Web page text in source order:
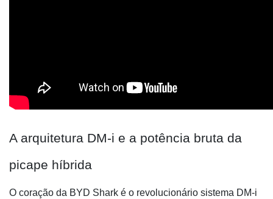
A arquitetura DM-i e a potência bruta da
picape híbrida
O coração da BYD Shark é o revolucionário sistema DM-i